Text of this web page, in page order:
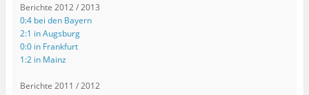
Berichte 2012 / 2013
0:4 bei den Bayern
2:1 in Augsburg
0:0 in Frankfurt
1:2 in Mainz
Berichte 2011 / 2012